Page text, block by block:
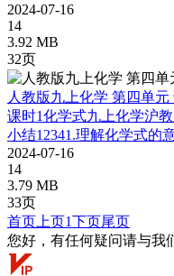
2024-07-16
14
3.92 MB
32页
人教版九上化学 第四单
课时1化学式九上化学沪
小结12341.理解化学式的
2024-07-16
14
3.79 MB
33页
首页 上页1下页尾页
您好，有任何疑问请与我